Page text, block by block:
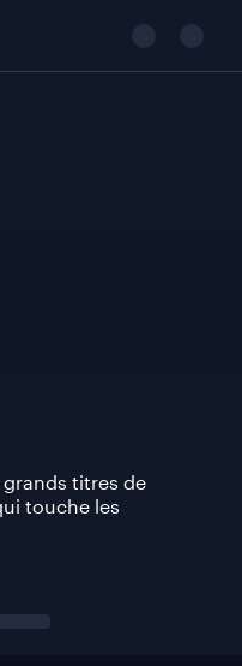
titres de
touche les